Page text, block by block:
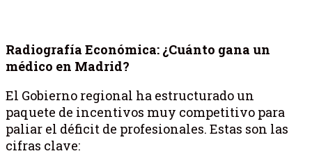
Radiografía Económica: ¿Cuánto gana un
médico en Madrid?
El Gobierno regional ha estructurado un
paquete de incentivos muy competitivo para
paliar el déficit de profesionales. Estas son las
cifras clave: